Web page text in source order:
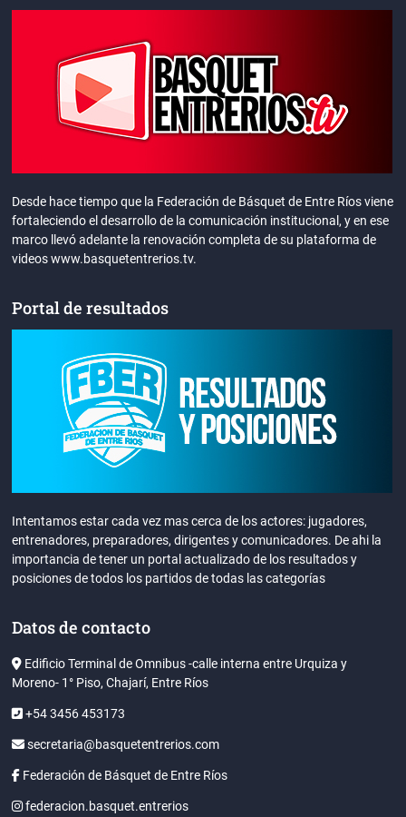
Desde hace tiempo que la Federación de Básquet de Entre Ríos viene
fortaleciendo el desarrollo de la comunicación institucional, y en ese
marco llevó adelante la renovación completa de su plataforma de
videos www.basquetentrerios.tv.
Portal de resultados
Intentamos estar cada vez mas cerca de los actores: jugadores,
entrenadores, preparadores, dirigentes y comunicadores. De ahi la
importancia de tener un portal actualizado de los resultados y
posiciones de todos los partidos de todas las categorías
Datos de contacto
Edificio Terminal de Omnibus -calle interna entre Urquiza y
Moreno- 1° Piso, Chajarí, Entre Ríos
+54 3456 453173
secretaria@basquetentrerios.com
Federación de Básquet de Entre Ríos
federacion.basquet.entrerios